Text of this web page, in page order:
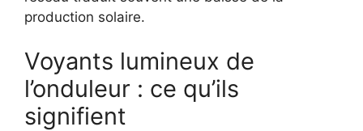
production solaire.
Voyants lumineux de
l’onduleur : ce qu’ils
signifient